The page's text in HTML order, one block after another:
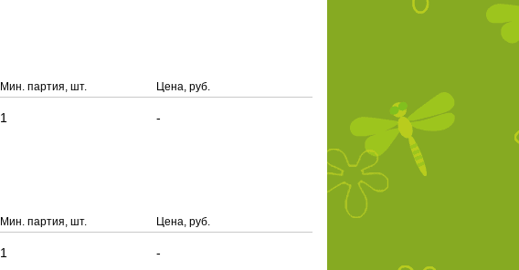
Мин. партия, шт. Цена, руб.
1 -
Мин. партия, шт. Цена, руб.
1 -